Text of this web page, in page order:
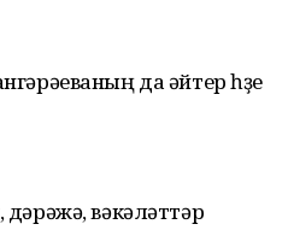
да әйтер һүҙе
вәкәләттәр